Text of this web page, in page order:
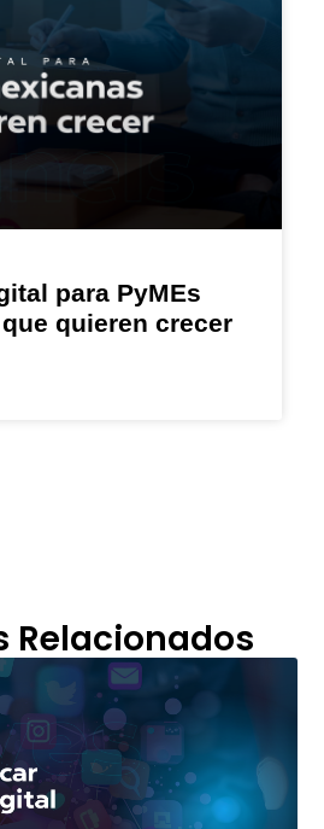
para PyMEs
quieren crecer
Relacionados